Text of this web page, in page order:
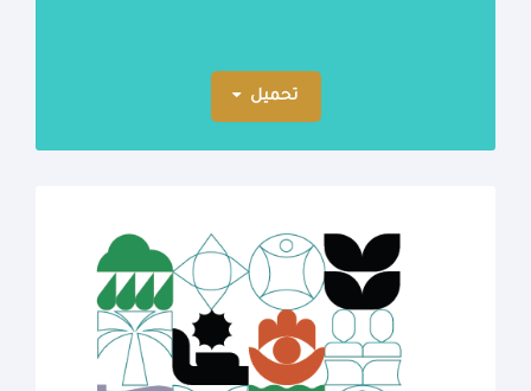
تحميل